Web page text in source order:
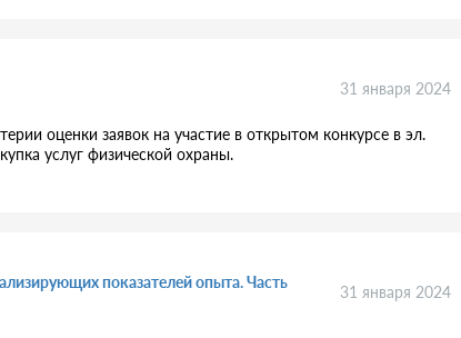
31 января 2024
оценки заявок на участие в открытом конкурсе в эл.
услуг физической охраны.
показателей опыта. Часть
31 января 2024